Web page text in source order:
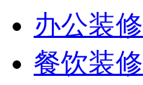
办公装修
餐饮装修